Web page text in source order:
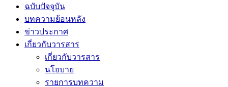
ฉบับปัจจุบัน
บทความย้อนหลัง
ข่าวประกาศ
เกี่ยวกับวารสาร
เกี่ยวกับวารสาร
นโยบาย
รายการบทความ